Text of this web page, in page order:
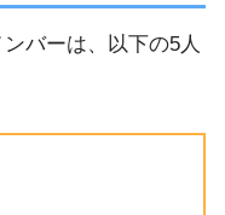
ンバーは、以下の5人